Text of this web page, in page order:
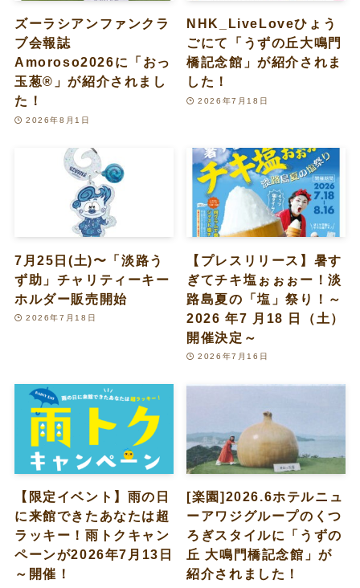
ズーラシアンファンクラ
ブ会報誌
Amoroso2026に「おっ
玉葱®︎」が紹介されまし
た！
2026年8月1日
NHK_LiveLoveひょう
ごにて「うずの丘大鳴門
橋記念館」が紹介されま
した！
2026年7月18日
7月25日(土)〜「淡路う
ず助」チャリティーキー
ホルダー販売開始
2026年7月18日
【プレスリリース】暑す
ぎてチキ塩ぉぉぉー！淡
路島夏の「塩」祭り！～
2026 年7 月18 日（土）
開催決定～
2026年7月16日
【限定イベント】雨の日
に来館できたあなたは超
ラッキー！雨トクキャン
ペーンが2026年7月13日
～開催！
[楽園]2026.6ホテルニュ
ーアワジグループのくつ
ろぎスタイルに「うずの
丘 大鳴門橋記念館」が
紹介されました！